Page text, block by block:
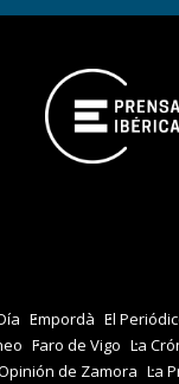
Empordà El
Faro de Vigo La
de Zamora La